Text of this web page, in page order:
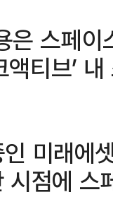
은 스페
티브’
미래에
점에 스